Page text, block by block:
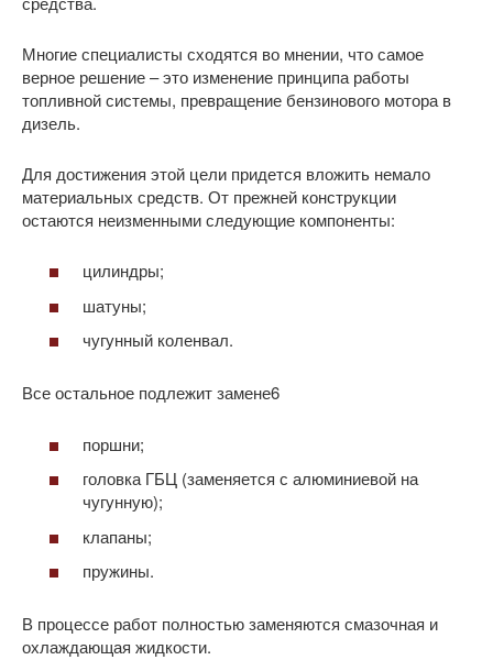
Многие специалисты сходятся во мнении, что самое
верное решение – это изменение принципа работы
топливной системы, превращение бензинового мотора в
дизель.
Для достижения этой цели придется вложить немало
материальных средств. От прежней конструкции
остаются неизменными следующие компоненты:
цилиндры;
шатуны;
чугунный коленвал.
Все остальное подлежит замене6
поршни;
головка ГБЦ (заменяется с алюминиевой на
чугунную);
клапаны;
пружины.
В процессе работ полностью заменяются смазочная и
охлаждающая жидкости.